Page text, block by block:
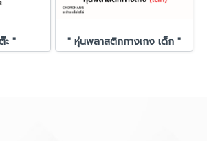
ะ " " หุ่นพลาสติกกางเกง เด็ก "